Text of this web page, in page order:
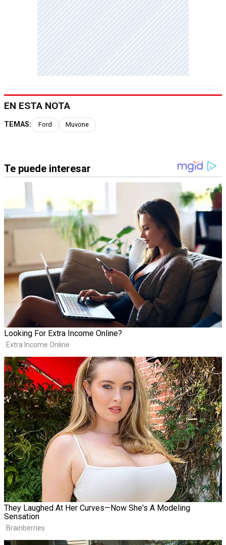
EN ESTA NOTA
TEMAS: Ford Muvone